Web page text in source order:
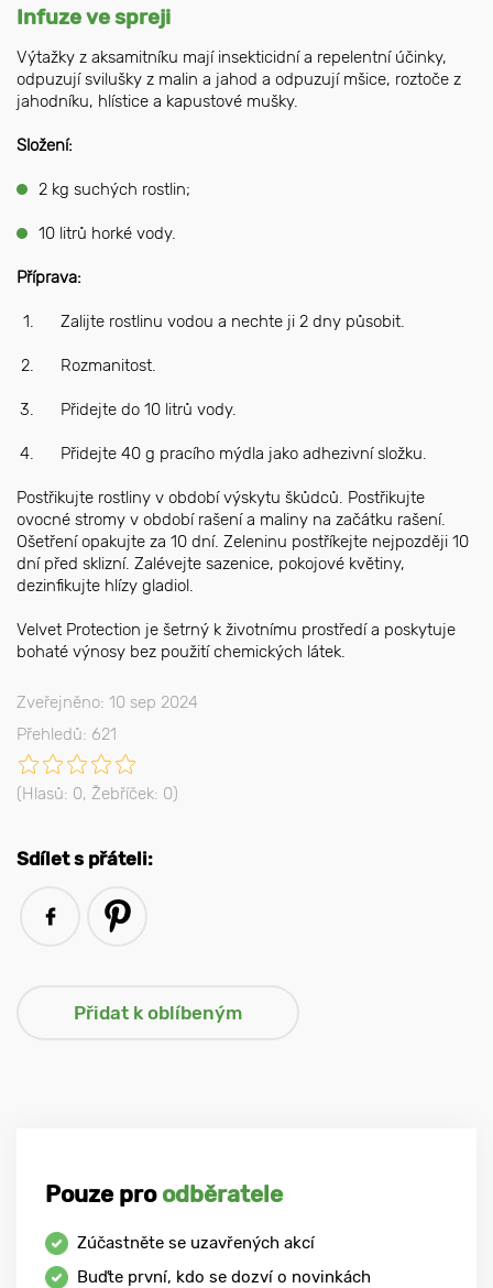
Infuze ve spreji
Výtažky z aksamitníku mají insekticidní a repelentní účinky,
odpuzují svilušky z malin a jahod a odpuzují mšice, roztoče z
jahodníku, hlístice a kapustové mušky.
Složení:
2 kg suchých rostlin;
10 litrů horké vody.
Příprava:
Zalijte rostlinu vodou a nechte ji 2 dny působit.
Rozmanitost.
Přidejte do 10 litrů vody.
Přidejte 40 g pracího mýdla jako adhezivní složku.
Postřikujte rostliny v období výskytu škůdců. Postřikujte
ovocné stromy v období rašení a maliny na začátku rašení.
Ošetření opakujte za 10 dní. Zeleninu postříkejte nejpozději 10
dní před sklizní. Zalévejte sazenice, pokojové květiny,
dezinfikujte hlízy gladiol.
Velvet Protection je šetrný k životnímu prostředí a poskytuje
bohaté výnosy bez použití chemických látek.
Zveřejněno: 10 sep 2024
Přehledů: 621
(Hlasů: 0, Žebříček: 0)
Sdílet s přáteli:
Pouze pro odběratele
Zúčastněte se uzavřených akcí
Buďte první, kdo se dozví o novinkách